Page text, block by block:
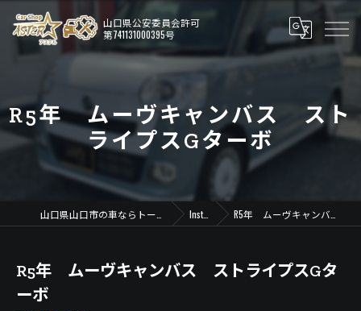
R5年 ムーヴキャンバス スト
ライプスGターボ
Instagram R5年 ムーヴキャンバス ストライプスGターボ
R5年 ムーヴキャンバス ストライプスGタ
ーボ